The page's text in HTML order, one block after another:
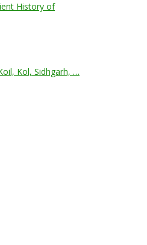
History of
Kol, Sidhgarh, …